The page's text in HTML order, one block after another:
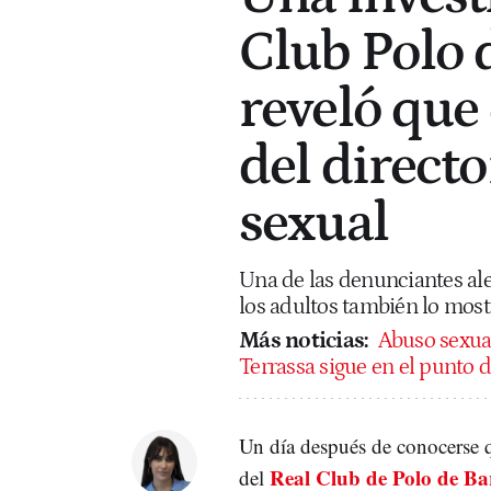
Club Polo
reveló
del
sexual
Una de las denunciantes
los adultos también lo
Más noticias: Abuso
Terrassa sigue en el punto
Un día después de conocerse
del Real Club de Polo de